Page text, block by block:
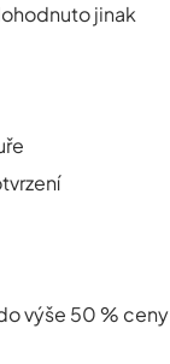
jinak
výše 50 % ceny